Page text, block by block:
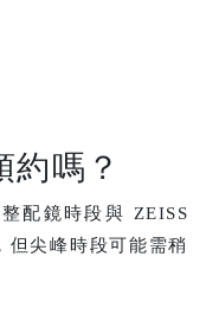
約嗎？
配鏡時段與 ZEISS
但尖峰時段可能需稍